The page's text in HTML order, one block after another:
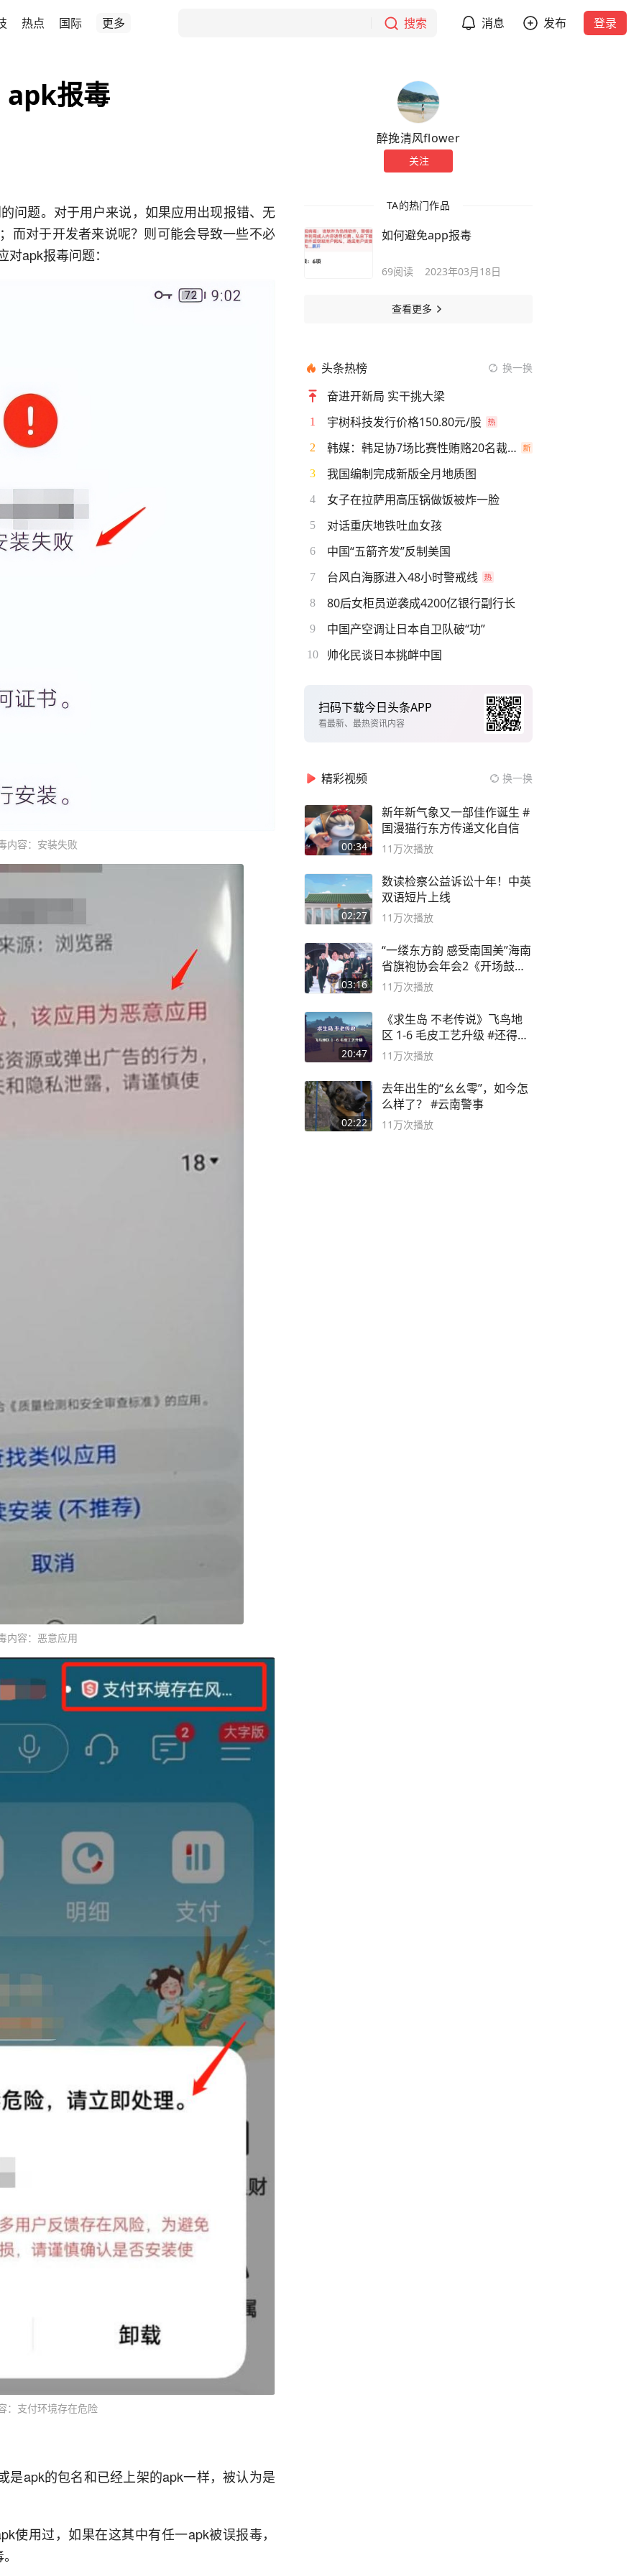
热点 国际 更多 搜索 消息 发布 登录
报毒
问题。对于用户来说，如果应用出现报错、无
而对于开发者来说呢？则可能会导致一些不必
apk报毒问题：
内容：安装失败
内容：恶意应用
：支付环境存在危险
是apk的包名和已经上架的apk一样，被认为是
使用过，如果在这其中有任一apk被误报毒，
醉挽清风flower
关注
TA的热门作品
如何避免app报毒
69阅读 2023年03月18日
查看更多
头条热榜 换一换
奋进开新局 实干挑大梁
1 宇树科技发行价格150.80元/股
2 韩媒：韩足协7场比赛性贿赂20名裁判
3 我国编制完成新版全月地质图
4 女子在拉萨用高压锅做饭被炸一脸
5 对话重庆地铁吐血女孩
6 中国“五箭齐发”反制美国
7 台风白海豚进入48小时警戒线
8 80后女柜员逆袭成4200亿银行副行长
9 中国产空调让日本自卫队破“功”
10 帅化民谈日本挑衅中国
扫码下载今日头条APP
看最新、最热资讯内容
精彩视频 换一换
00:34
新年新气象又一部佳作诞生 #
国漫猫行东方传递文化自信
11万次播放
02:27
数读检察公益诉讼十年！中英
双语短片上线
11万次播放
03:16
“一缕东方韵 感受南国美”海南
省旗袍协会年会2《开场鼓》
二团
11万次播放
20:47
《求生岛 不老传说》飞鸟地
区 1-6 毛皮工艺升级 #还得是
主机大作
11万次播放
02:22
去年出生的“幺幺零”，如今怎
么样了？ #云南警事
11万次播放